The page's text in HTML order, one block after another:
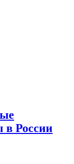
в России